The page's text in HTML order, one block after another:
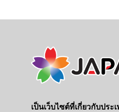
เป็นเว็บไซต์ที่เกี่ยวกับปร